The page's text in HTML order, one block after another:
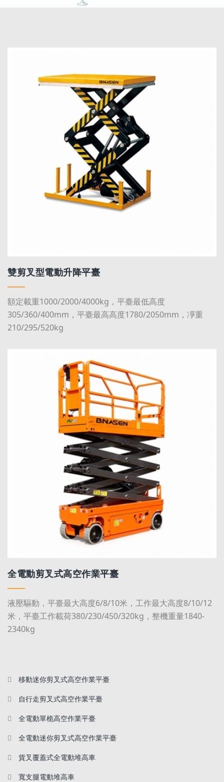
雙剪叉型電動升降平臺
額定載重1000/2000/4000kg，平臺最低高度
305/360/400mm，平臺最高高度1780/2050mm，凈重
210/295/520kg
全電動剪叉式高空作業平臺
液壓驅動，平臺最大高度6/8/10米，工作最大高度8/10/12
米，平臺工作載荷380/230/450/320kg，整機重量1840-
2340kg
移動迷你剪叉式高空作業平臺
自行走剪叉式高空作業平臺
全電動單桅高空作業平臺
全電動迷你剪叉式高空作業平臺
貨叉覆蓋式全電動堆高車
寬支腿電動堆高車